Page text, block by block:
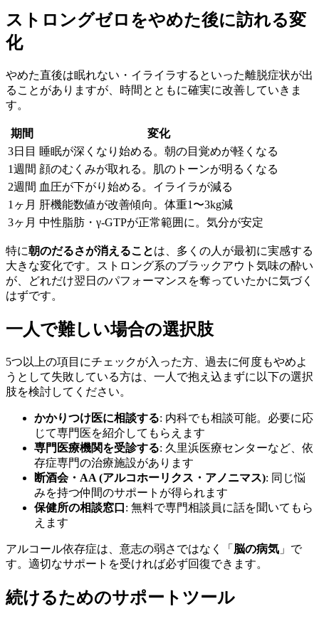
ストロングゼロをやめた後に訪れる変
化
やめた直後は眠れない・イライラするといった離脱症状が出
ることがありますが、時間とともに確実に改善していきま
す。
期間
変化
3日目 睡眠が深くなり始める。朝の目覚めが軽くなる
1週間 顔のむくみが取れる。肌のトーンが明るくなる
2週間 血圧が下がり始める。イライラが減る
1ヶ月 肝機能数値が改善傾向。体重1〜3kg減
3ヶ月 中性脂肪・γ-GTPが正常範囲に。気分が安定
特に朝のだるさが消えることは、多くの人が最初に実感する
大きな変化です。ストロング系のブラックアウト気味の酔い
が、どれだけ翌日のパフォーマンスを奪っていたかに気づく
はずです。
一人で難しい場合の選択肢
5つ以上の項目にチェックが入った方、過去に何度もやめよ
うとして失敗している方は、一人で抱え込まずに以下の選択
肢を検討してください。
かかりつけ医に相談する: 内科でも相談可能。必要に応
じて専門医を紹介してもらえます
専門医療機関を受診する: 久里浜医療センターなど、依
存症専門の治療施設があります
断酒会・AA (アルコホーリクス・アノニマス): 同じ悩
みを持つ仲間のサポートが得られます
保健所の相談窓口 : 無料で専門相談員に話を聞いてもら
えます
アルコール依存症は、意志の弱さではなく「 脳の病気 」で
す。適切なサポートを受ければ必ず回復できます。
続けるためのサポートツール